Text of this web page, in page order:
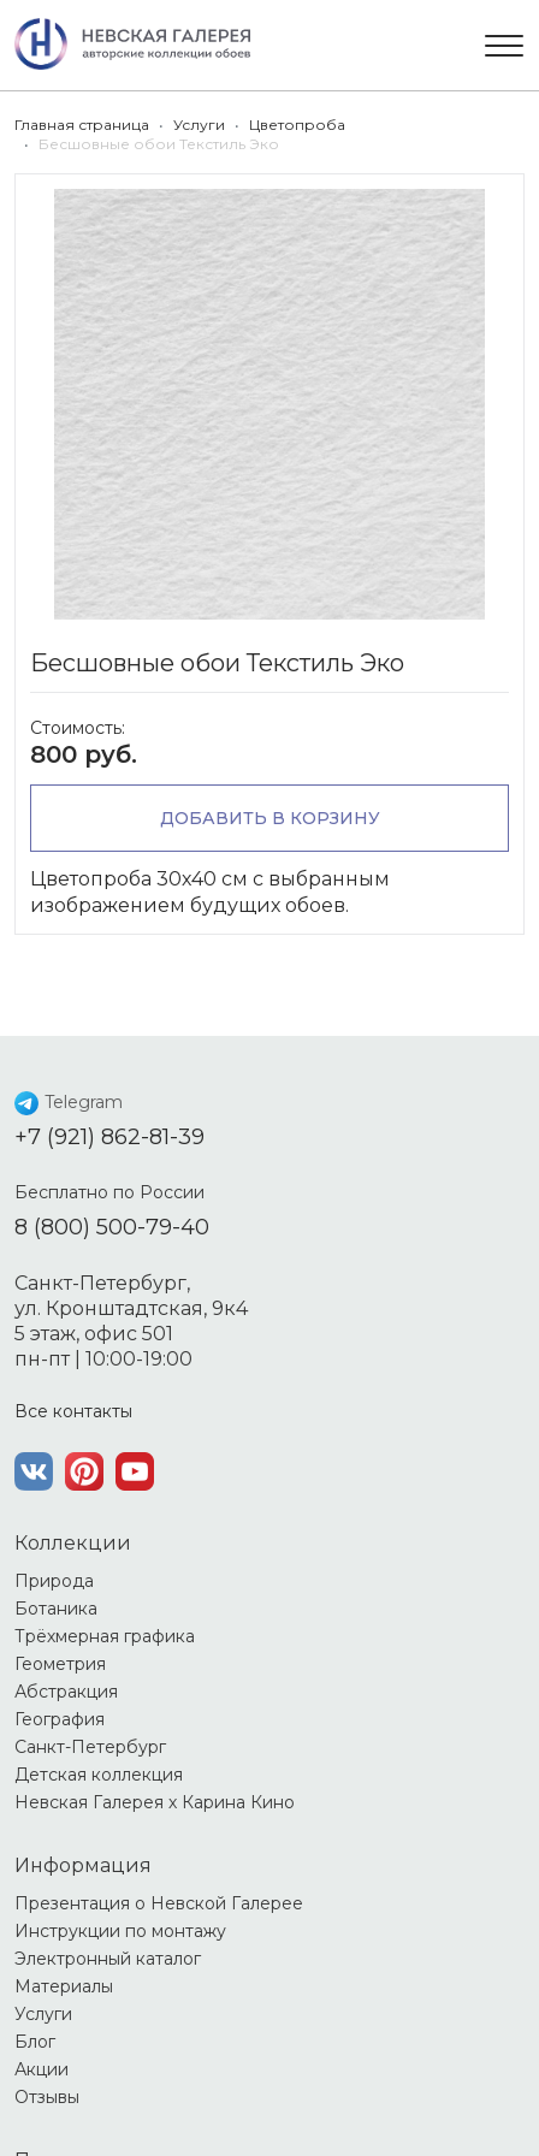
Главная страница Услуги
Цветопроба
Бесшовные обои Текстиль Эко
Бесшовные обои Текстиль Эко
Стоимость:
800 руб.
ДОБАВИТЬ В КОРЗИНУ
Цветопроба 30х40 см с выбранным
изображением будущих обоев.
Telegram
+7 (921) 862-81-39
Бесплатно по России
8 (800) 500-79-40
Санкт-Петербург,
ул. Кронштадтская, 9к4
5 этаж, офис 501
пн-пт | 10:00-19:00
Все контакты
Коллекции
Природа
Ботаника
Трёхмерная графика
Геометрия
Абстракция
География
Санкт-Петербург
Детская коллекция
Невская Галерея х Карина Кино
Информация
Презентация о Невской Галерее
Инструкции по монтажу
Электронный каталог
Материалы
Услуги
Блог
Акции
Отзывы